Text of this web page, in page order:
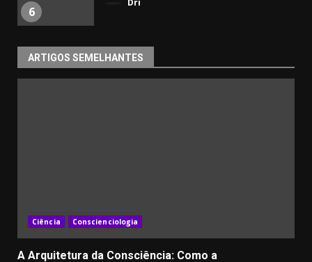
6
Dri
ARTIGOS SEMELHANTES
Ciência Conscienciologia
A Arquitetura da Consciência: Como a